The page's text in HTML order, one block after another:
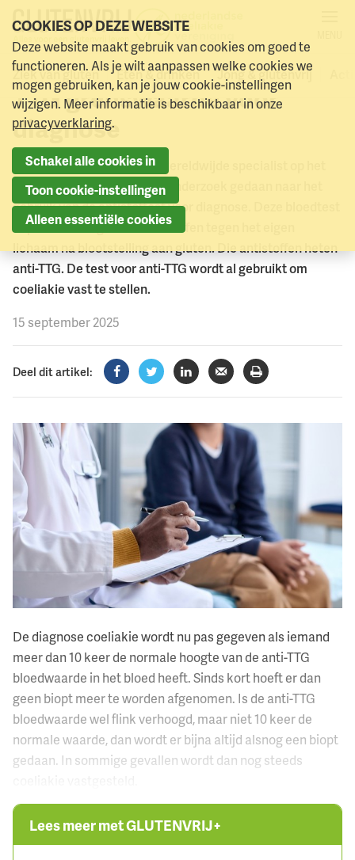
Naar menu Naar hoofdinhoud
Ziek van gluten Eten & drinken Jong & glutenvrij
Mogelijk een lagere anti-
TTG grenswaarde voor
diagnose
Professor David Sanders, wereldwijde specialist op het
gebied van coeliakie, heeft onderzoek gedaan naar het
gebruik van de antistoftest voor diagnose. Deze bloedtest
bepaalt de hoogte van antistoffen tegen het eigen
lichaam na blootstelling aan gluten. Die antistoffen heten
anti-TTG. De test voor anti-TTG wordt al gebruikt om
coeliakie vast te stellen.
15 september 2025
Deel dit artikel:
Facebook
TwitterLinkedInVerzenden
Printen
De diagnose coeliakie wordt nu pas gegeven als iemand
meer dan 10 keer de normale hoogte van de anti-TTG
bloedwaarde in het bloed heeft. Sinds kort hoeft er dan
geen biopt meer te worden afgenomen. Is de anti-TTG
bloedwaarde wel flink verhoogd, maar niet 10 keer de
normale waarde, dan wordt er bijna altijd alsnog een biopt
gedaan. In sommige gevallen wordt dan nog steeds
Lees meer met GLUTENVRIJ+
COOKIES OP DEZE WEBSITE
Deze website maakt gebruik van cookies om goed te
functioneren. Als je wilt aanpassen welke cookies we
mogen gebruiken, kan je jouw cookie-instellingen
wijzigen. Meer informatie is beschikbaar in onze
privacyverklaring.
Schakel alle cookies in
Toon cookie-instellingen
Alleen essentiële cookies